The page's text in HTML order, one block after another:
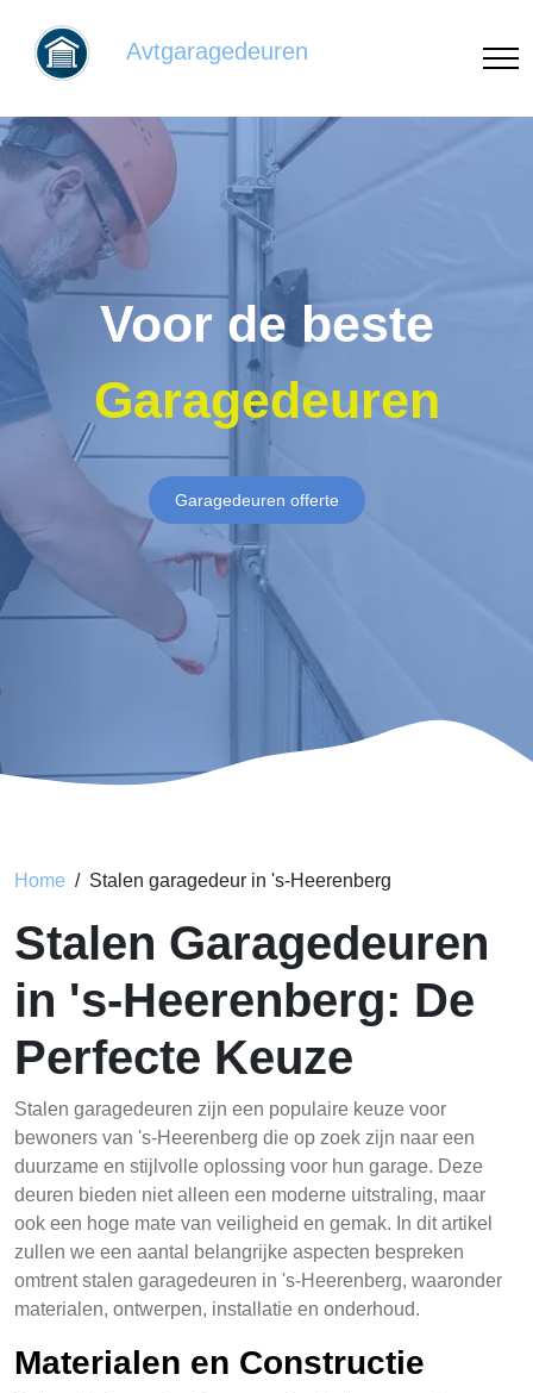
Avtgaragedeuren
Voor de beste
Garagedeuren
Garagedeuren offerte
Home Stalen garagedeur in 's-Heerenberg
Stalen Garagedeuren
in 's-Heerenberg: De
Perfecte Keuze
Stalen garagedeuren zijn een populaire keuze voor
bewoners van 's-Heerenberg die op zoek zijn naar een
duurzame en stijlvolle oplossing voor hun garage. Deze
deuren bieden niet alleen een moderne uitstraling, maar
ook een hoge mate van veiligheid en gemak. In dit artikel
zullen we een aantal belangrijke aspecten bespreken
omtrent stalen garagedeuren in 's-Heerenberg, waaronder
materialen, ontwerpen, installatie en onderhoud.
Materialen en Constructie